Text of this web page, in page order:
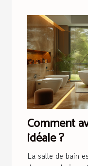
Comment
idéale ?
La salle de bain